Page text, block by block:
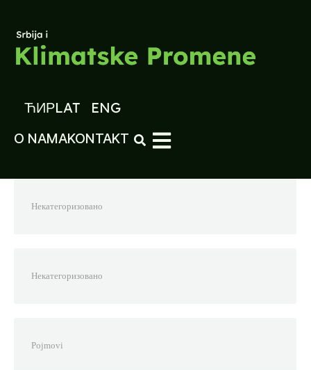
ЋИРLAT ENG
O NAMAKONTAKT
Некатегоризовано
Некатегоризовано
Pojmovi